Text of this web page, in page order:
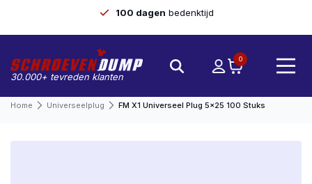
100 dagen bedenktijd
30.000+ tevreden klanten
0
Home Universeelplug FM X1 Universeel Plug 5×25 100 Stuks